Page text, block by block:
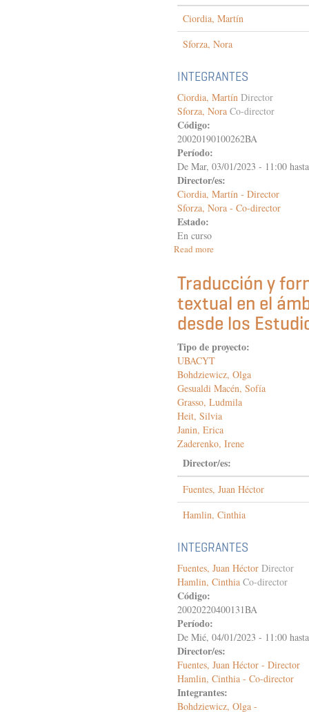
del
texto
a
la
Ciordia, Martín
Sforza, Nora
INTEGRANTES
Ciordia, Martín Director
Sforza, Nora Co-director
Código:
20020190100262BA
Período:
De Mar, 03/01/2023 - 11:00
Director/es:
Ciordia, Martín - Director
Sforza, Nora - Co-director
Estado:
En curso
Read more
intelectual
humanista
y
los
saberes
el
Renacimiento
II
Traducción y
textual en el
desde los
Tipo de proyecto:
UBACYT
Bohdziewicz, Olga
Gesualdi Macén, Sofía
Grasso, Ludmila
Heit, Silvia
Janin, Erica
Zaderenko, Irene
Director/es:
Fuentes, Juan Héctor
Hamlin, Cinthia
INTEGRANTES
Fuentes, Juan Héctor Director
Hamlin, Cinthia Co-director
Código:
20020220400131BA
Período:
De Mié, 04/01/2023 - 11:00
Director/es:
Fuentes, Juan Héctor - Director
Hamlin, Cinthia - Co-director
Integrantes:
Bohdziewicz, Olga -